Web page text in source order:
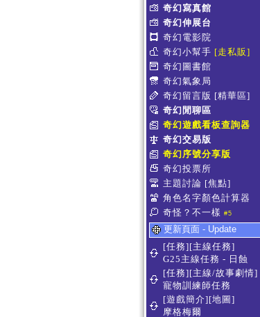
奇幻寫真館
奇幻伸展台
奇幻電影院
奇幻小幫手 [走私販]
奇幻圖書館
奇幻氣象局
奇幻留言版 [精華區]
奇幻閒聊區
奇幻遊戲看板查詢器
奇幻交易版
奇幻序號分享版
奇幻投票所
主題討論 [焦點]
角色名字顏色計算器
奇怪？不一樣 #5
更新頁面 - Update
[任務][主線任務]
G25主線任務 - 日蝕
[任務][主線/故事劇情]
寵物訓練師任務
[遊戲簡介][地圖]
摩格梅爾